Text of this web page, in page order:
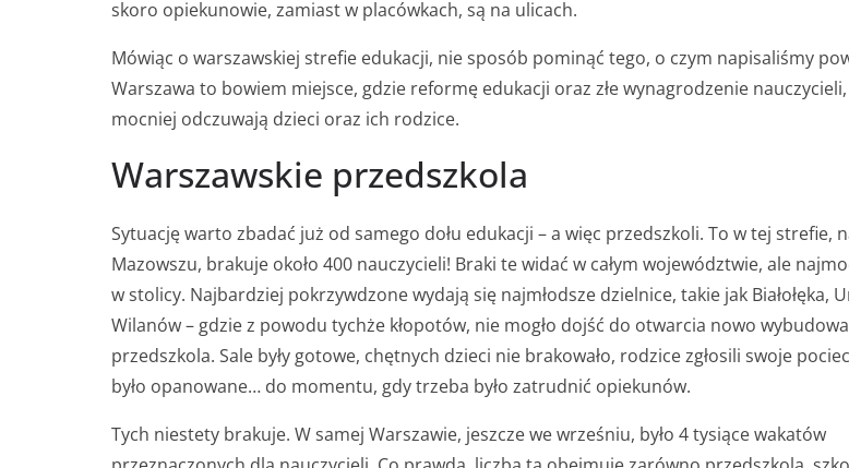
skoro opiekunowie, zamiast w placówkach, są na ulicach.
Mówiąc o warszawskiej strefie edukacji, nie sposób pominąć tego, o czym napisaliśmy
Warszawa to bowiem miejsce, gdzie reformę edukacji oraz złe wynagrodzenie
mocniej odczuwają dzieci oraz ich rodzice.
Warszawskie przedszkola
Sytuację warto zbadać już od samego dołu edukacji – a więc przedszkoli. To w tej strefie,
Mazowszu, brakuje około 400 nauczycieli! Braki te widać w całym województwie, ale
w stolicy. Najbardziej pokrzywdzone wydają się najmłodsze dzielnice, takie jak Białołęka,
Wilanów – gdzie z powodu tychże kłopotów, nie mogło dojść do otwarcia nowo
przedszkola. Sale były gotowe, chętnych dzieci nie brakowało, rodzice zgłosili swoje
było opanowane… do momentu, gdy trzeba było zatrudnić opiekunów.
Tych niestety brakuje. W samej Warszawie, jeszcze we wrześniu, było 4 tysiące wakatów